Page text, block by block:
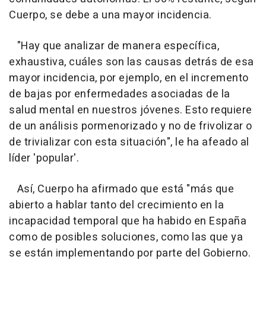
Cuerpo, se debe a una mayor incidencia.
"Hay que analizar de manera específica,
exhaustiva, cuáles son las causas detrás de esa
mayor incidencia, por ejemplo, en el incremento
de bajas por enfermedades asociadas de la
salud mental en nuestros jóvenes. Esto requiere
de un análisis pormenorizado y no de frivolizar o
de trivializar con esta situación", le ha afeado al
líder 'popular'.
Así, Cuerpo ha afirmado que está "más que
abierto a hablar tanto del crecimiento en la
incapacidad temporal que ha habido en España
como de posibles soluciones, como las que ya
se están implementando por parte del Gobierno.